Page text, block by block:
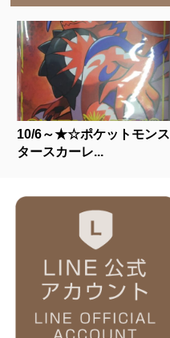
10/6～★☆ポケットモンス
タースカーレ...